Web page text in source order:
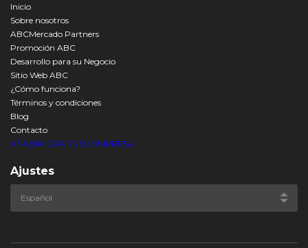
Inicio
Sobre nosotros
ABCMercado Partners
Promoción ABC
Desarrollo para su Negocio
Sitio Web ABC
¿Cómo funciona?
Términos y condiciones
Blog
Contacto
AÑADIR GRATIS SU EMPRESA
Ajustes